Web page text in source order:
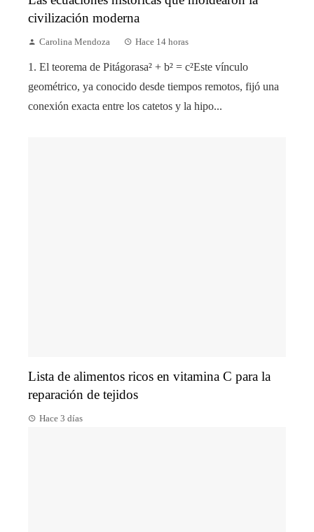
civilización moderna
Carolina Mendoza Hace 14 horas
1. El teorema de Pitágorasa² + b² = c²Este vínculo
geométrico, ya conocido desde tiempos remotos, fijó una
conexión exacta entre los catetos y la hipo...
Lista de alimentos ricos en vitamina C para la
reparación de tejidos
Hace 3 días